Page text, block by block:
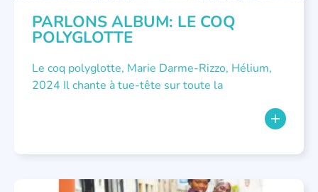
PARLONS ALBUM: LE COQ
POLYGLOTTE
Le coq polyglotte, Marie Darme-Rizzo, Hélium,
2024 Il chante à tue-tête sur toute la